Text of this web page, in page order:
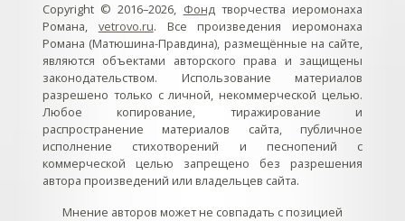
Copyright © 2016–2026, Фондтворчества иеромонаха
Романа, vetrovo.ru. Все произведения иеромонаха
Романа (Матюшина-Правдина), размещённые на сайте,
являются объектами авторского права и защищены
законодательством. Использование материалов
разрешено только с личной, некоммерческой целью.
Любое копирование, тиражирование и
распространение материалов сайта, публичное
исполнение стихотворений и песнопений с
коммерческой целью запрещено без разрешения
автора произведений или владельцев сайта.
Мнение авторов может не совпадать с позицией